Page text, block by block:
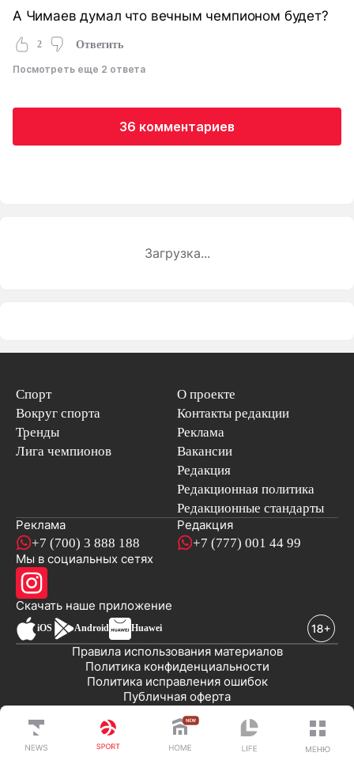
А Чимаев думал что вечным чемпионом будет?
2 Ответить
Посмотреть еще 2 ответа
36 комментариев
Загрузка...
Спорт
Вокруг спорта
Тренды
Лига чемпионов
О проекте
Контакты редакции
Реклама
Вакансии
Редакция
Редакционная политика
Редакционные стандарты
Реклама
+7 (700) 3 888 188
Редакция
+7 (777) 001 44 99
Мы в социальных сетях
Скачать наше приложениеновостей
iOS Android Huawei
Публичная оферта
Политика исправления ошибок
Политика конфиденциальности
Правила использования материалов